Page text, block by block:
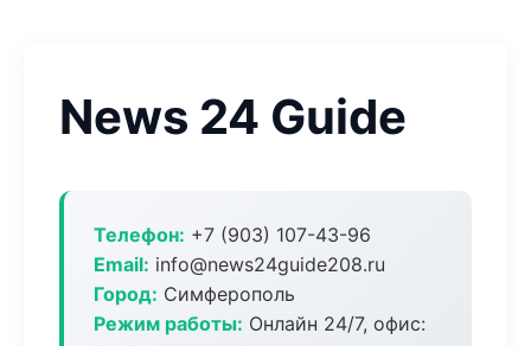
News 24 Guide
Телефон: +7 (903) 107-43-96
Email: info@news24guide208.ru
Город: Симферополь
Режим работы: Онлайн 24/7, офис: